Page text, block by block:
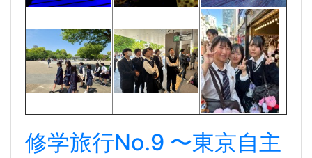
修学旅行No.9 〜東京自主